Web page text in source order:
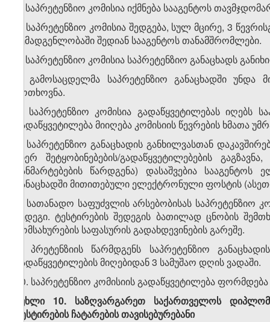
2. საპრეტენზიო კომისია იქმნება სააგენტოს
3. საპრეტენზიო კომისია შედგება, სულ მცირე, 3
შემადგენლობაში შედიან სააგენტოს თანამშრომლები.
4. საპრეტენზიო კომისია საპრეტენზიო განაცხადს
5. გამოსაცდელმა საპრეტენზიო განაცხადში
მოთხოვნა.
6. საპრეტენზიო კომისია გადაწყვეტილებას იღებს
გადაწყვეტილება მიიღება კომისიის წევრების ხმათა
7. საპრეტენზიო განაცხადის განხილვასთან
მიერ შეტყობინებების/გადაწყვეტილებების
განმარტებების წარდგენა) დასაშვებია
განაცხადში მითითებული ელექტრონული ფოსტის
8. სათანადო საფუძვლის არსებობისას
შედეგი. ტესტირების შედეგის ბათილად ცნობის
მომსახურების საფასურის გადახდევინების გარეშე.
9. პრეტენზიის წარმდგენს საპრეტენზიო
გადაწყვეტილების მიღებიდან 3 სამუშაო დღის ვადაში.
10. საპრეტენზიო კომისიის გადაწყვეტილება
მუხლი 10. საზღვარგარეთ საქართველოს
ტესტირების ჩატარების თავისებურებანი